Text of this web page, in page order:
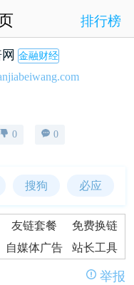
排行榜
金融财经
0 0
搜狗 必应
友链套餐
免费换链
自媒体广告 站长工具
举报